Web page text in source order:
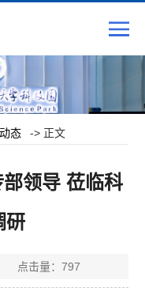
态 -> 正文
领导 莅临科
研
击量： 797